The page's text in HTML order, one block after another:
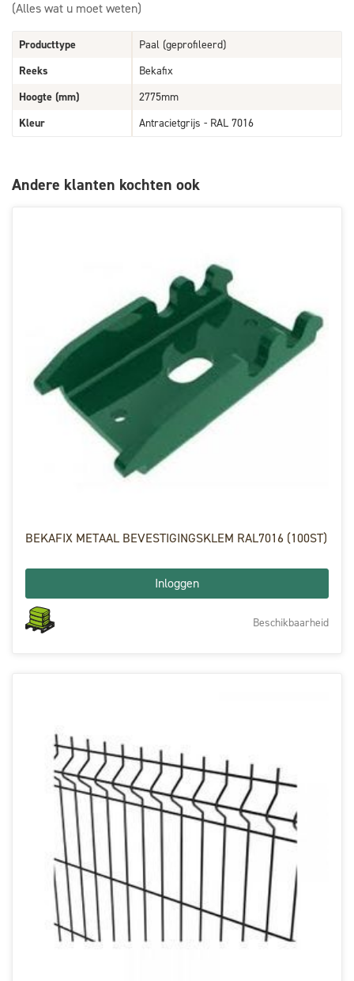
(Alles wat u moet weten)
Producttype
Paal (geprofileerd)
Reeks
Bekafix
Hoogte (mm)
2775mm
Kleur
Antracietgrijs - RAL 7016
Andere klanten kochten ook
BEKAFIX METAAL BEVESTIGINGSKLEM RAL7016 (100ST)
Inloggen
Beschikbaarheid